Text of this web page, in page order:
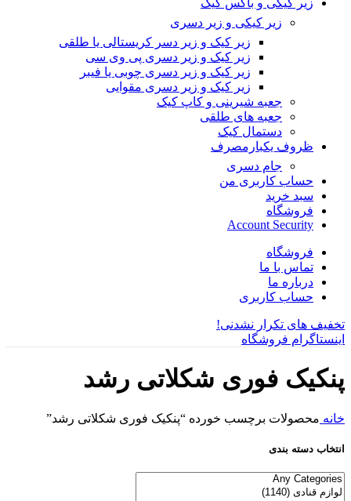
زیر کیکی و باکس کیک
زیر کیکی و زیر دسری
زیر کیک و زیر دسر کریستالی یا طلقی
زیر کیک و زیر دسری پی وی سی
زیر کیک و زیر دسری چوبی یا فیبر
زیر کیک و زیر دسری مقوایی
جعبه شیرینی و کاپ کیک
جعبه های طلقی
دستمال کیک
ظروف یکبارمصرف
جام دسری
حساب کاربری من
سبد خرید
فروشگاه
Account Security
فروشگاه
تماس با ما
درباره ما
حساب کاربری
تخفیف های تکرار نشدنی!
اینستاگرام فروشگاه
پنکیک فوری شکلاتی رشد
خانه محصولات برچسب خورده “پنکیک فوری شکلاتی رشد”
انتخاب دسته بندی